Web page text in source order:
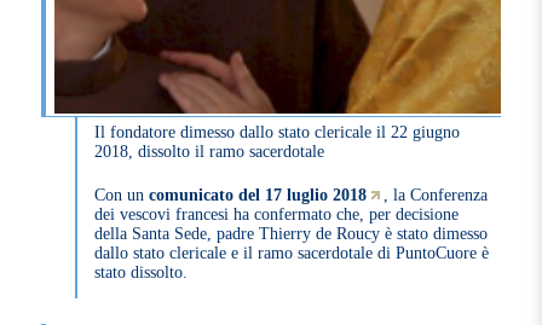
Il fondatore dimesso dallo stato clericale il 22 giugno
2018, dissolto il ramo sacerdotale
Con uncomunicato del 17 luglio 2018
, la Conferenza
dei vescovi francesi ha confermato che, per decisione
della Santa Sede, padre Thierry de Roucy è stato dimesso
dallo stato clericale e il ramo sacerdotale di PuntoCuore è
stato dissolto.